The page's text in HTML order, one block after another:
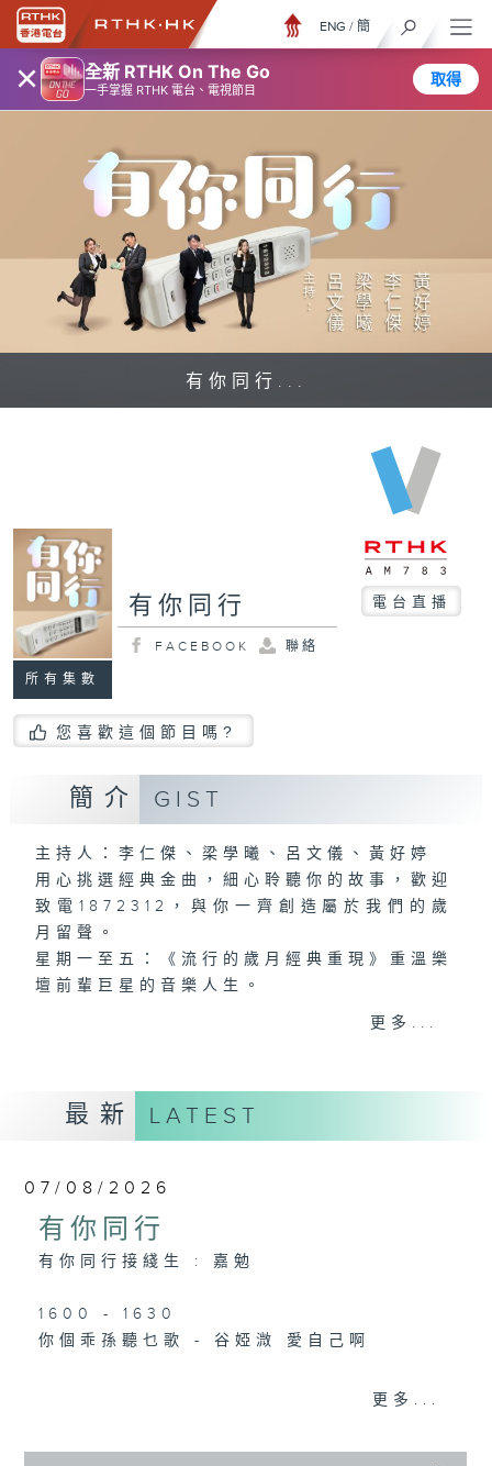
× 全新 RTHK On The Go
一手掌握 RTHK 電台、電視節目
取得
ENG / 簡
有你同行...
所有集數
有你同行 電台直播
FACEBOOK 聯絡
您喜歡這個節目嗎?
簡介 GIST
主持人：李仁傑、梁學曦、呂文儀、黃好婷
用心挑選經典金曲，細心聆聽你的故事，歡迎
致電1872312，與你一齊創造屬於我們的歲
月留聲。
星期一至五：《流行的歲月經典重現》重溫樂
壇前輩巨星的音樂人生。
逢星期三：《有你有健康》有醫生帶給你健康
逢星期五：《你個乖孫聽乜歌》邀請新進歌手
介紹新音樂作品，助聽眾了解流行音樂。
呂文儀主持星期四，黃好婷主持星期五。
更多...
最新 LATEST
07/08/2026
有你同行
有你同行接綫生 : 嘉勉
1600 - 1630
你個乖孫聽乜歌 - 谷婭溦 愛自己啊
更多...